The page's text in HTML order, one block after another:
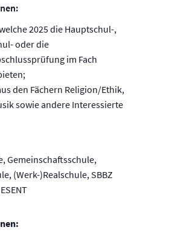
2025 die Hauptschul-,
oder die
im Fach
den Fächern Religion/Ethik,
sowie andere Interessierte
Gemeinschaftsschule,
(Werk-)Realschule, SBBZ